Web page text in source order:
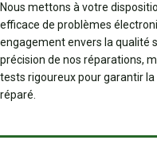
Nous mettons à votre
efficace de problèmes
engagement envers la qualité
précision de nos réparations,
tests rigoureux pour garantir
réparé.